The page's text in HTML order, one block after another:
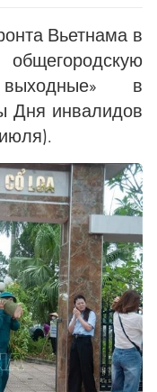
Вьетнама в
в
Дня инвалидов